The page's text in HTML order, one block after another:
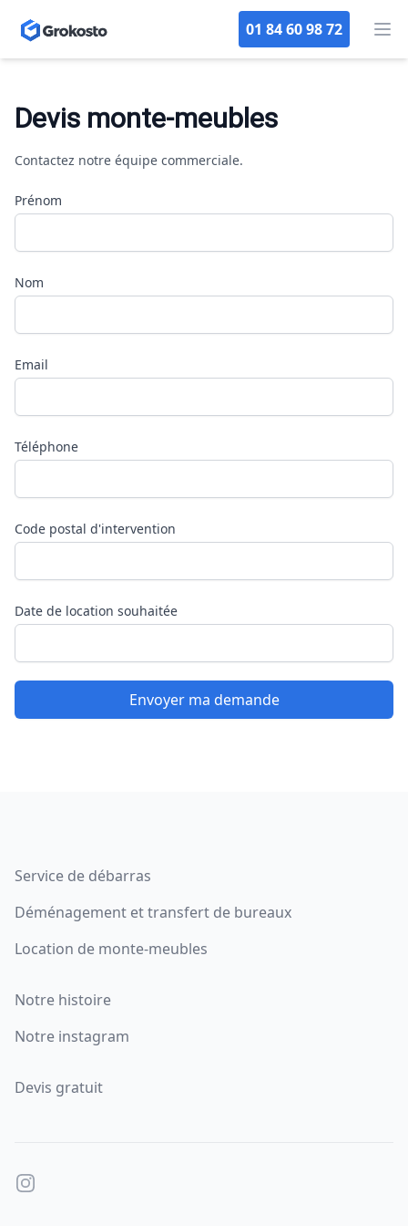
01 84 60 98 72
Devis monte-meubles
Contactez notre équipe commerciale.
Prénom
Nom
Email
Téléphone
Code postal d'intervention
Date de location souhaitée
Service de débarras
Déménagement et transfert de bureaux
Location de monte-meubles
Notre histoire
Notre instagram
Devis gratuit